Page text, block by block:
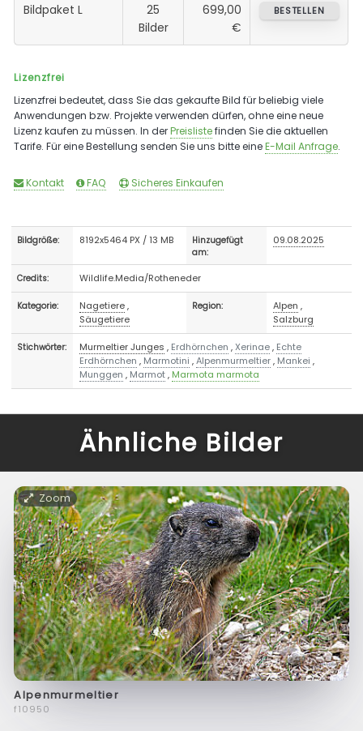
Bildpaket L
25
Bilder
699,00
€
BESTELLEN
Lizenzfrei
Lizenzfrei bedeutet, dass Sie das gekaufte Bild für beliebig viele
Anwendungen bzw. Projekte verwenden dürfen, ohne eine neue
Lizenz kaufen zu müssen. In derPreislistefinden Sie die aktuellen
Tarife. Für eine Bestellung senden Sie uns bitte eineE-Mail Anfrage.
Kontakt FAQ Sicheres Einkaufen
Bildgröße: 8192x5464 PX / 13 MB
Hinzugefügt
am:
09.08.2025
Credits: Wildlife.Media/Rotheneder
Kategorie: Nagetiere,
Säugetiere
Region: Alpen ,
Salzburg
Stichwörter: Murmeltier Junges , Erdhörnchen ,Xerinae, Echte
Erdhörnchen , Marmotini ,Alpenmurmeltier, Mankei ,
Munggen , Marmot, Marmota marmota
Ähnliche Bilder
Zoom
Alpenmurmeltier
f10950